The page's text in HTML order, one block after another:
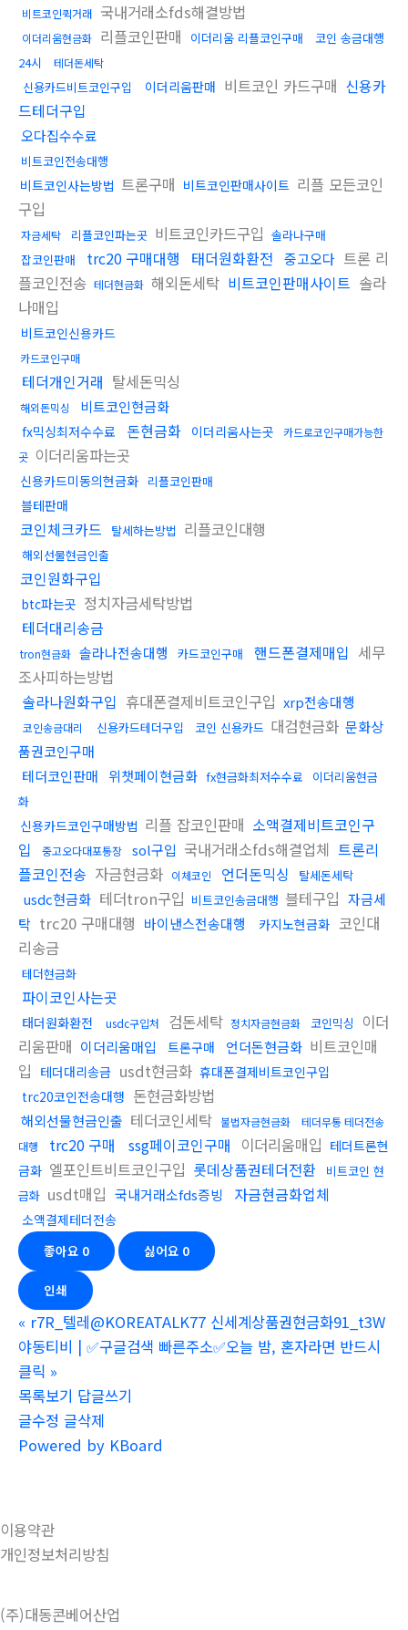
비트코인퀵거래 국내거래소fds해결방법
이더리움현금화 리플코인판매 이더리움 리플코인구매
코인 송금대행
24시
테더돈세탁
신용카드비트코인구입 이더리움판매 비트코인 카드구매 신용카
드테더구입
오다집수수료
비트코인전송대행
비트코인사는방법 트론구매 비트코인판매사이트 리플 모든코인
구입
자금세탁 리플코인파는곳 비트코인카드구입 솔라나구매
잡코인판매
trc20 구매대행 태더원화환전 중고오다 트론 리
플코인전송 테더현금화 해외돈세탁 비트코인판매사이트 솔라
나매입
비트코인신용카드
카드코인구매
테더개인거래 탈세돈믹싱
해외돈믹싱 비트코인현금화
fx믹싱최저수수료 돈현금화 이더리움사는곳
카드로코인구매가능한
곳 이더리움파는곳
신용카드미동의현금화 리플코인판매
블테판매
코인체크카드 탈세하는방법 리플코인대행
해외선물현금인출
코인원화구입
btc파는곳 정치자금세탁방법
테더대리송금
tron현금화 솔라나전송대행 카드코인구매 핸드폰결제매입 세무
조사피하는방법
솔라나원화구입 휴대폰결제비트코인구입 xrp전송대행
코인송금대리 신용카드테더구입 코인 신용카드 대검현금화 문화상
품권코인구매
테더코인판매
위챗페이현금화 fx현금화최저수수료
이더리움현금
화
신용카드코인구매방법 리플 잡코인판매 소액결제비트코인구
입
중고오다대포통장 sol구입 국내거래소fds해결업체 트론리
플코인전송 자금현금화 이체코인 언더돈믹싱 탈세돈세탁
usdc현금화 테더tron구입 비트코인송금대행 블테구입 자금세
탁 trc20 구매대행 바이낸스전송대행 카지노현금화 코인대
리송금
테더현금화
파이코인사는곳
태더원화환전 usdc구입처 검돈세탁 정치자금현금화 코인믹싱
이더
리움판매 이더리움매입 트론구매 언더돈현금화 비트코인매
입 테더대리송금 usdt현금화 휴대폰결제비트코인구입
trc20코인전송대행 돈현금화방법
해외선물현금인출 테더코인세탁 불법자금현금화
테더무통 테더전송
대행
trc20 구매 ssg페이코인구매 이더리움매입 테더트론현
금화 엘포인트비트코인구입 롯데상품권테더전환
비트코인 현
금화 usdt매입 국내거래소fds증빙 자금현금화업체
소액결제테더전송
좋아요 0 싫어요 0
인쇄
« r7R_텔레@KOREATALK77 신세계상품권현금화91_t3W
야동티비 | ✅구글검색 빠른주소✅오늘 밤, 혼자라면 반드시
클릭 »
목록보기 답글쓰기
글수정 글삭제
Powered by KBoard
이용약관
개인정보처리방침
(주)대동콘베어산업